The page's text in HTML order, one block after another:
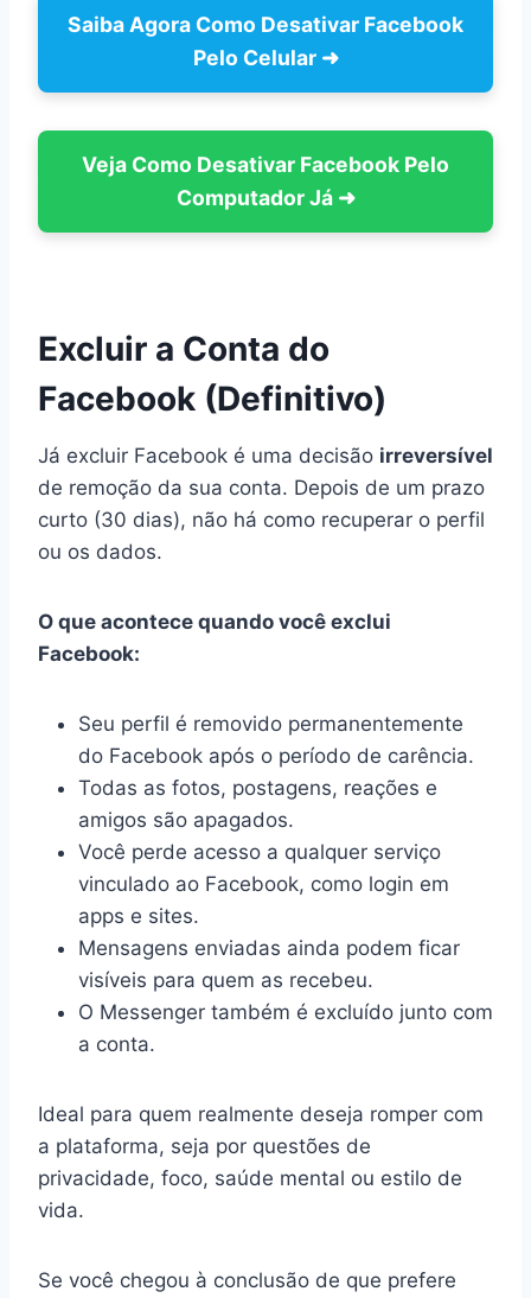
Saiba Agora Como Desativar Facebook
Pelo Celular ➜
Veja Como Desativar Facebook Pelo
Computador Já ➜
Excluir a Conta do
Facebook (Definitivo)
Já excluir Facebook é uma decisão irreversível
de remoção da sua conta. Depois de um prazo
curto (30 dias), não há como recuperar o perfil
ou os dados.
O que acontece quando você exclui
Facebook:
Seu perfil é removido permanentemente
do Facebook após o período de carência.
Todas as fotos, postagens, reações e
amigos são apagados.
Você perde acesso a qualquer serviço
vinculado ao Facebook, como login em
apps e sites.
Mensagens enviadas ainda podem ficar
visíveis para quem as recebeu.
O Messenger também é excluído junto com
a conta.
Ideal para quem realmente deseja romper com
a plataforma, seja por questões de
privacidade, foco, saúde mental ou estilo de
vida.
Se você chegou à conclusão de que prefere